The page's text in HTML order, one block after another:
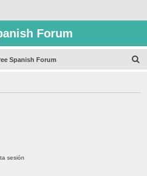
Forum
Spanish Forum
sesión